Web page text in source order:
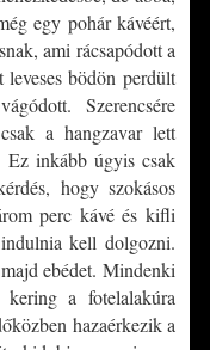
egy pohár kávéért,
ami rácsapódott a
bödön perdült
Szerencsére
a hangzavar lett
Ez inkább úgyis csak
hogy szokásos
perc kávé és kifli
kell dolgozni.
ebédet. Mindenki
kering a fotelalakúra
hazaérkezik a